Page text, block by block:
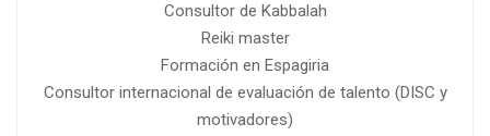
Consultor de Kabbalah
Reiki master
Formación en Espagiria
Consultor internacional de evaluación de talento (DISC y
motivadores)